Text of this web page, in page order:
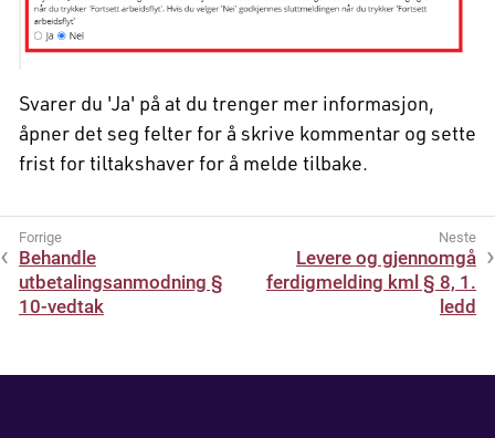
Svarer du 'Ja' på at du trenger mer informasjon,
åpner det seg felter for å skrive kommentar og sette
frist for tiltakshaver for å melde tilbake.
Behandle
utbetalingsanmodning §
10-vedtak
Levere og gjennomgå
ferdigmelding kml § 8, 1.
ledd